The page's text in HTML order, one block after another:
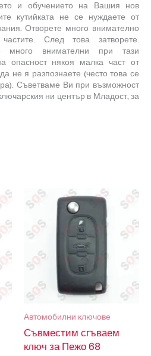
и обучението на Вашия нов
кутийката не се нуждаете от
Отворете много внимателно
След това затворете.
внимателни при тази
опасност някоя малка част от
не я разпознаете (често това се
). Съветваме Ви при възможност
ни център в Младост, за
Автомобилни ключове
Съвместим сгъваем
ключ за Пежо 68